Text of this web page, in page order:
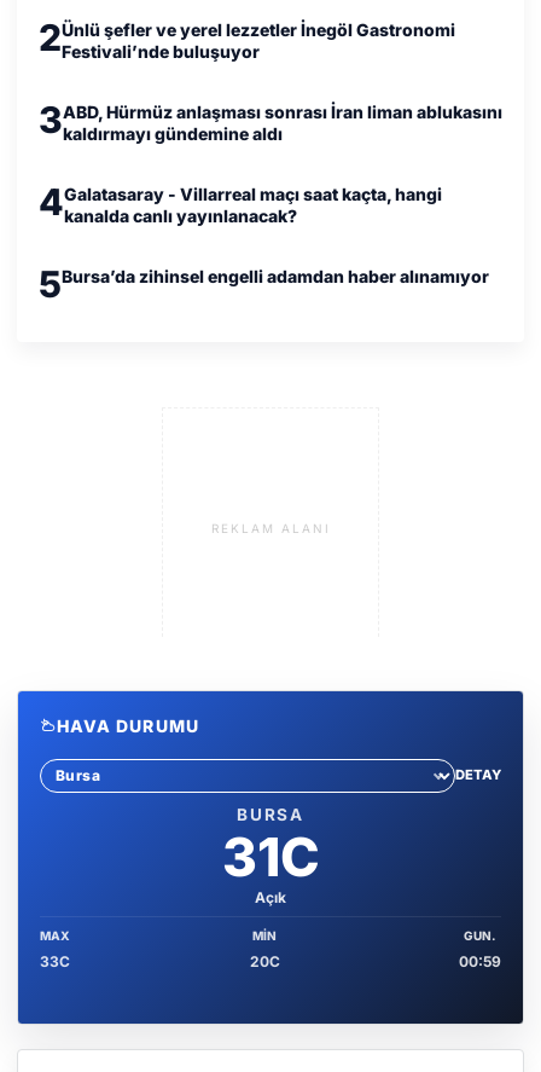
2Ünlü şefler ve yerel lezzetler İnegöl Gastronomi
Festivali’nde buluşuyor
3ABD, Hürmüz anlaşması sonrası İran liman ablukasını
kaldırmayı gündemine aldı
4Galatasaray - Villarreal maçı saat kaçta, hangi
kanalda canlı yayınlanacak?
5Bursa’da zihinsel engelli adamdan haber alınamıyor
REKLAM ALANI
HAVA DURUMU
Sehir sec
DETAY
BURSA
31C
Açık
MAX
33C
MIN
20C
GUN.
00:59